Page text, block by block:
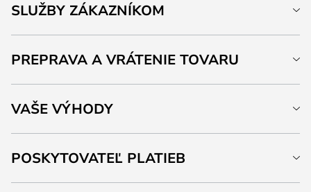
SLUŽBY ZÁKAZNÍKOM
PREPRAVA A VRÁTENIE TOVARU
VAŠE VÝHODY
POSKYTOVATEĽ PLATIEB